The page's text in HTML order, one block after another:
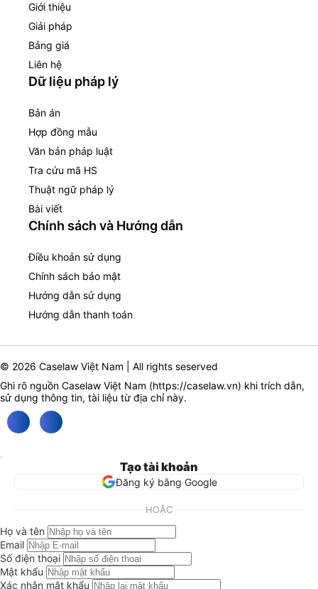
Giới thiệu
Giải pháp
Bảng giá
Liên hệ
Dữ liệu pháp lý
Bản án
Hợp đồng mẫu
Văn bản pháp luật
Tra cứu mã HS
Thuật ngữ pháp lý
Bài viết
Chính sách và Hướng dẫn
Điều khoản sử dụng
Chính sách bảo mật
Hướng dẫn sử dụng
Hướng dẫn thanh toán
© 2026 Caselaw Việt Nam | All rights seserved
Ghi rõ nguồn Caselaw Việt Nam (https://caselaw.vn) khi trích dẫn,
sử dụng thông tin, tài liệu từ địa chỉ này.
Tạo tài khoản
Đăng ký bằng Google
HOẶC
Họ và tên
Email
Số điện thoại
Mật khẩu
Xác nhận mật khẩu